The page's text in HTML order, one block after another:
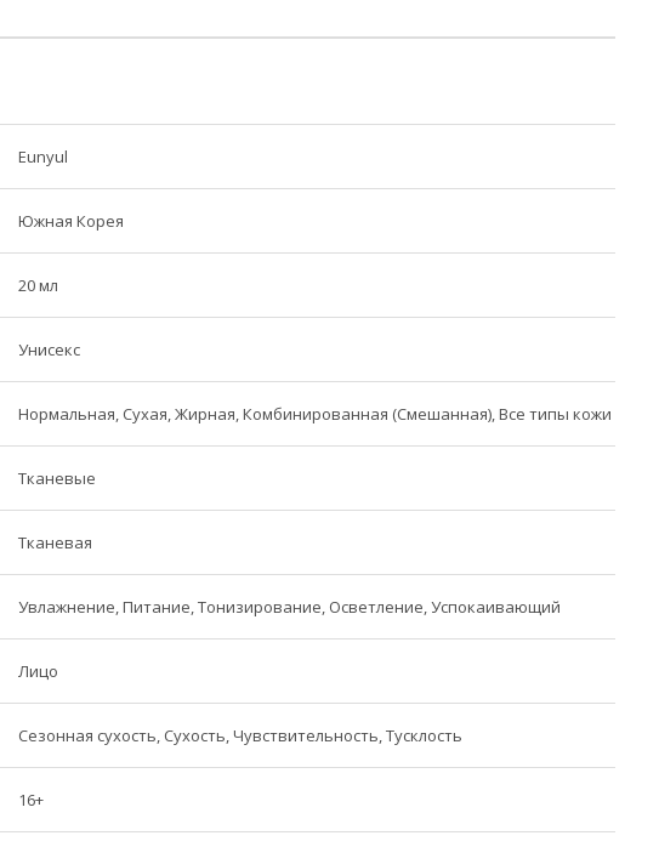
Eunyul
Южная Корея
20 мл
Унисекс
Нормальная, Сухая, Жирная, Комбинированная (Смешанная), Все типы кожи
Тканевые
Тканевая
Увлажнение, Питание, Тонизирование, Осветление, Успокаивающий
Лицо
Сезонная сухость, Сухость, Чувствительность, Тусклость
16+